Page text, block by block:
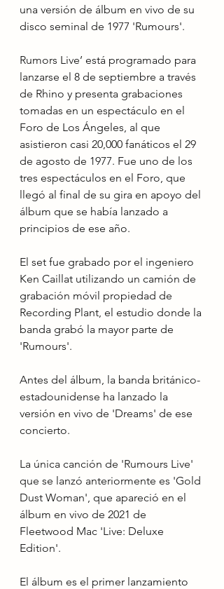
una versión de álbum en vivo de su
disco seminal de 1977 'Rumours'.
Rumors Live’ está programado para
lanzarse el 8 de septiembre a través
de Rhino y presenta grabaciones
tomadas en un espectáculo en el
Foro de Los Ángeles, al que
asistieron casi 20,000 fanáticos el 29
de agosto de 1977. Fue uno de los
tres espectáculos en el Foro, que
llegó al final de su gira en apoyo del
álbum que se había lanzado a
principios de ese año.
El set fue grabado por el ingeniero
Ken Caillat utilizando un camión de
grabación móvil propiedad de
Recording Plant, el estudio donde la
banda grabó la mayor parte de
'Rumours'.
Antes del álbum, la banda británico-
estadounidense ha lanzado la
versión en vivo de 'Dreams' de ese
concierto.
La única canción de 'Rumours Live'
que se lanzó anteriormente es 'Gold
Dust Woman', que apareció en el
álbum en vivo de 2021 de
Fleetwood Mac 'Live: Deluxe
Edition'.
El álbum es el primer lanzamiento